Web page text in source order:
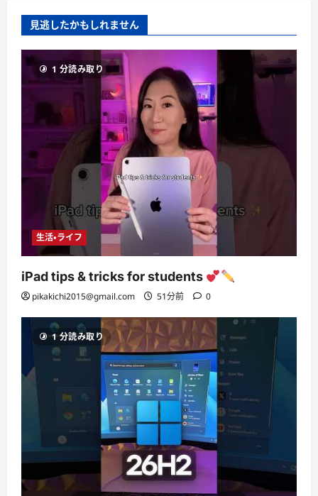
見逃したかもしれません
1 分読み取り
生活・ライフ
iPad tips & tricks for students
pikakichi2015@gmail.com 51分前 0
1 分読み取り